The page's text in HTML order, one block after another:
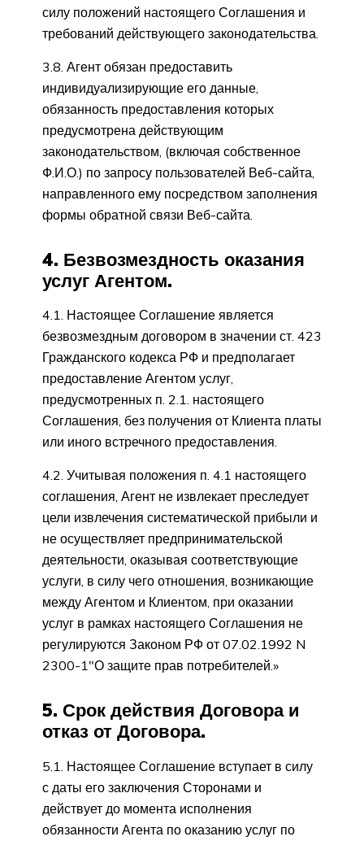
силу положений настоящего Соглашения и
требований действующего законодательства.
3.8. Агент обязан предоставить
индивидуализирующие его данные,
обязанность предоставления которых
предусмотрена действующим
законодательством, (включая собственное
Ф.И.О.) по запросу пользователей Веб-сайта,
направленного ему посредством заполнения
формы обратной связи Веб-сайта.
4. Безвозмездность оказания
услуг Агентом.
4.1. Настоящее Соглашение является
безвозмездным договором в значении ст. 423
Гражданского кодекса РФ и предполагает
предоставление Агентом услуг,
предусмотренных п. 2.1. настоящего
Соглашения, без получения от Клиента платы
или иного встречного предоставления.
4.2. Учитывая положения п. 4.1 настоящего
соглашения, Агент не извлекает преследует
цели извлечения систематической прибыли и
не осуществляет предпринимательской
деятельности, оказывая соответствующие
услуги, в силу чего отношения, возникающие
между Агентом и Клиентом, при оказании
услуг в рамках настоящего Соглашения не
регулируются Законом РФ от 07.02.1992 N
2300-1″О защите прав потребителей.»
5. Срок действия Договора и
отказ от Договора.
5.1. Настоящее Соглашение вступает в силу
с даты его заключения Сторонами и
действует до момента исполнения
обязанности Агента по оказанию услуг по